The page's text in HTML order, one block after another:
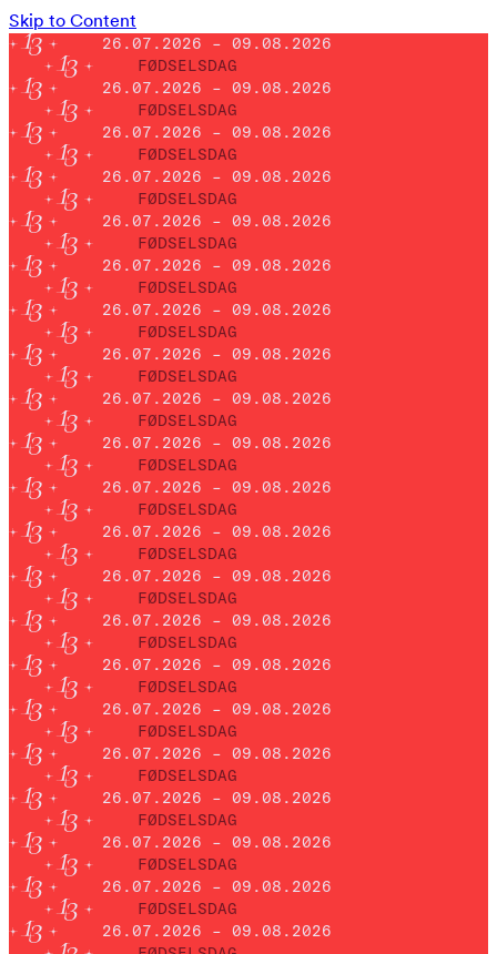
Skip to Content
26.07.2026 – 09.08.2026
FØDSELSDAG
26.07.2026 – 09.08.2026
FØDSELSDAG
26.07.2026 – 09.08.2026
FØDSELSDAG
26.07.2026 – 09.08.2026
FØDSELSDAG
26.07.2026 – 09.08.2026
FØDSELSDAG
26.07.2026 – 09.08.2026
FØDSELSDAG
26.07.2026 – 09.08.2026
FØDSELSDAG
26.07.2026 – 09.08.2026
FØDSELSDAG
26.07.2026 – 09.08.2026
FØDSELSDAG
26.07.2026 – 09.08.2026
FØDSELSDAG
26.07.2026 – 09.08.2026
FØDSELSDAG
26.07.2026 – 09.08.2026
FØDSELSDAG
26.07.2026 – 09.08.2026
FØDSELSDAG
26.07.2026 – 09.08.2026
FØDSELSDAG
26.07.2026 – 09.08.2026
FØDSELSDAG
26.07.2026 – 09.08.2026
FØDSELSDAG
26.07.2026 – 09.08.2026
FØDSELSDAG
26.07.2026 – 09.08.2026
FØDSELSDAG
26.07.2026 – 09.08.2026
FØDSELSDAG
26.07.2026 – 09.08.2026
FØDSELSDAG
26.07.2026 – 09.08.2026